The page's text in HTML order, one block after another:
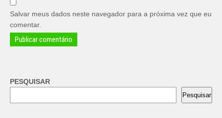
Salvar meus dados neste navegador para a próxima vez que eu
comentar.
PESQUISAR
Pesquisar